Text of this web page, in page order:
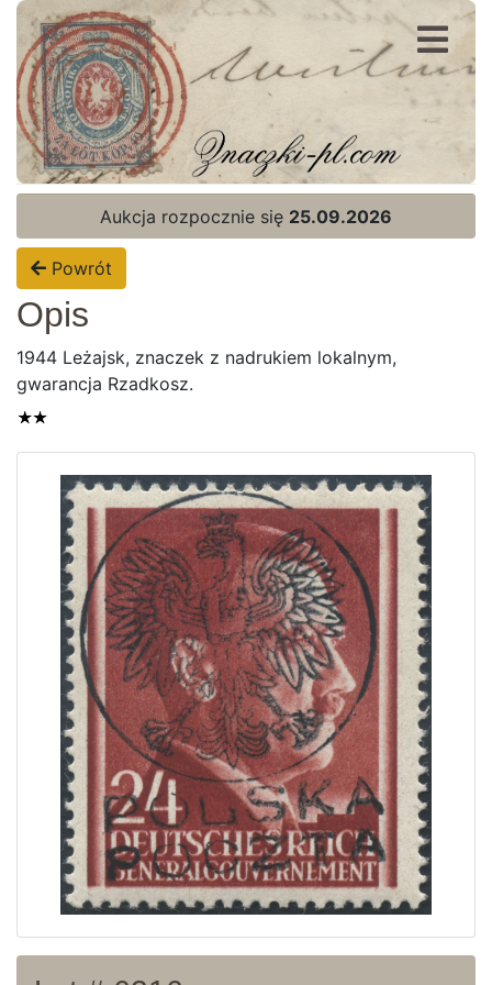
Rejestracja
Logowanie
Strona Główna
Aktualna oferta
Ostatnie wyniki
Archiwum
Regulamin
Kontakt
Aukcja rozpocznie się 25.09.2026
Powrót
Opis
1944 Leżajsk, znaczek z nadrukiem lokalnym,
gwarancja Rzadkosz.